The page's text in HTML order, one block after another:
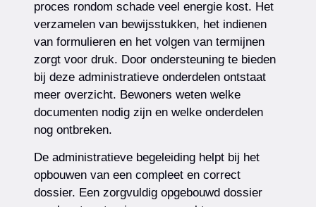
proces rondom schade veel energie kost. Het
verzamelen van bewijsstukken, het indienen
van formulieren en het volgen van termijnen
zorgt voor druk. Door ondersteuning te bieden
bij deze administratieve onderdelen ontstaat
meer overzicht. Bewoners weten welke
documenten nodig zijn en welke onderdelen
nog ontbreken.
De administratieve begeleiding helpt bij het
opbouwen van een compleet en correct
dossier. Een zorgvuldig opgebouwd dossier